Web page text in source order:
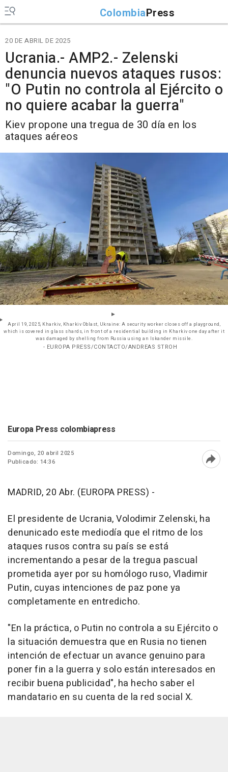
ColombiaPress
20 DE ABRIL DE 2025
Ucrania.- AMP2.- Zelenski
denuncia nuevos ataques rusos:
"O Putin no controla al Ejército o
no quiere acabar la guerra"
Kiev propone una tregua de 30 día en los
ataques aéreos
April 19, 2025, Kharkiv, Kharkiv Oblast, Ukraine: A security worker closes off a playground,
which is covered in glass shards, in front of a residential building in Kharkiv one day after it
was damaged by shelling from Russia using an Iskander missile.
- EUROPA PRESS/CONTACTO/ANDREAS STROH
Europa Press colombiapress
Domingo, 20 abril 2025
Publicado: 14:36
MADRID, 20 Abr. (EUROPA PRESS) -
El presidente de Ucrania, Volodimir Zelenski, ha
denunicado este mediodía que el ritmo de los
ataques rusos contra su país se está
incrementando a pesar de la tregua pascual
prometida ayer por su homólogo ruso, Vladimir
Putin, cuyas intenciones de paz pone ya
completamente en entredicho.
"En la práctica, o Putin no controla a su Ejército o
la situación demuestra que en Rusia no tienen
intención de efectuar un avance genuino para
poner fin a la guerra y solo están interesados en
recibir buena publicidad", ha hecho saber el
mandatario en su cuenta de la red social X.